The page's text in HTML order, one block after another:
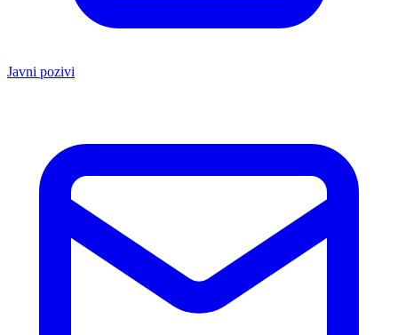
Javni pozivi